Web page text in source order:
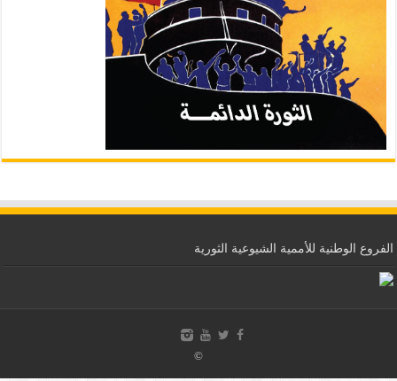
الفروع الوطنية للأممية الشيوعية الثورية
©